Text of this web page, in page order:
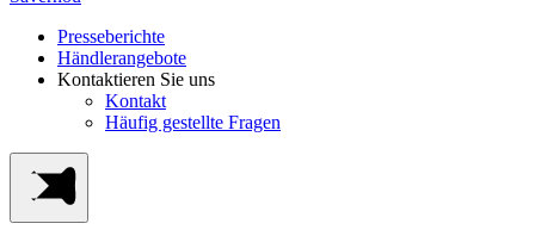
Presseberichte
Händlerangebote
Kontaktieren Sie uns
Kontakt
Häufig gestellte Fragen